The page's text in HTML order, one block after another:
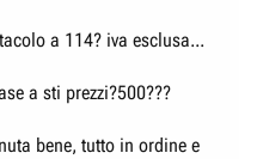
a 114? iva esclusa...
a sti prezzi?500???
bene, tutto in ordine e